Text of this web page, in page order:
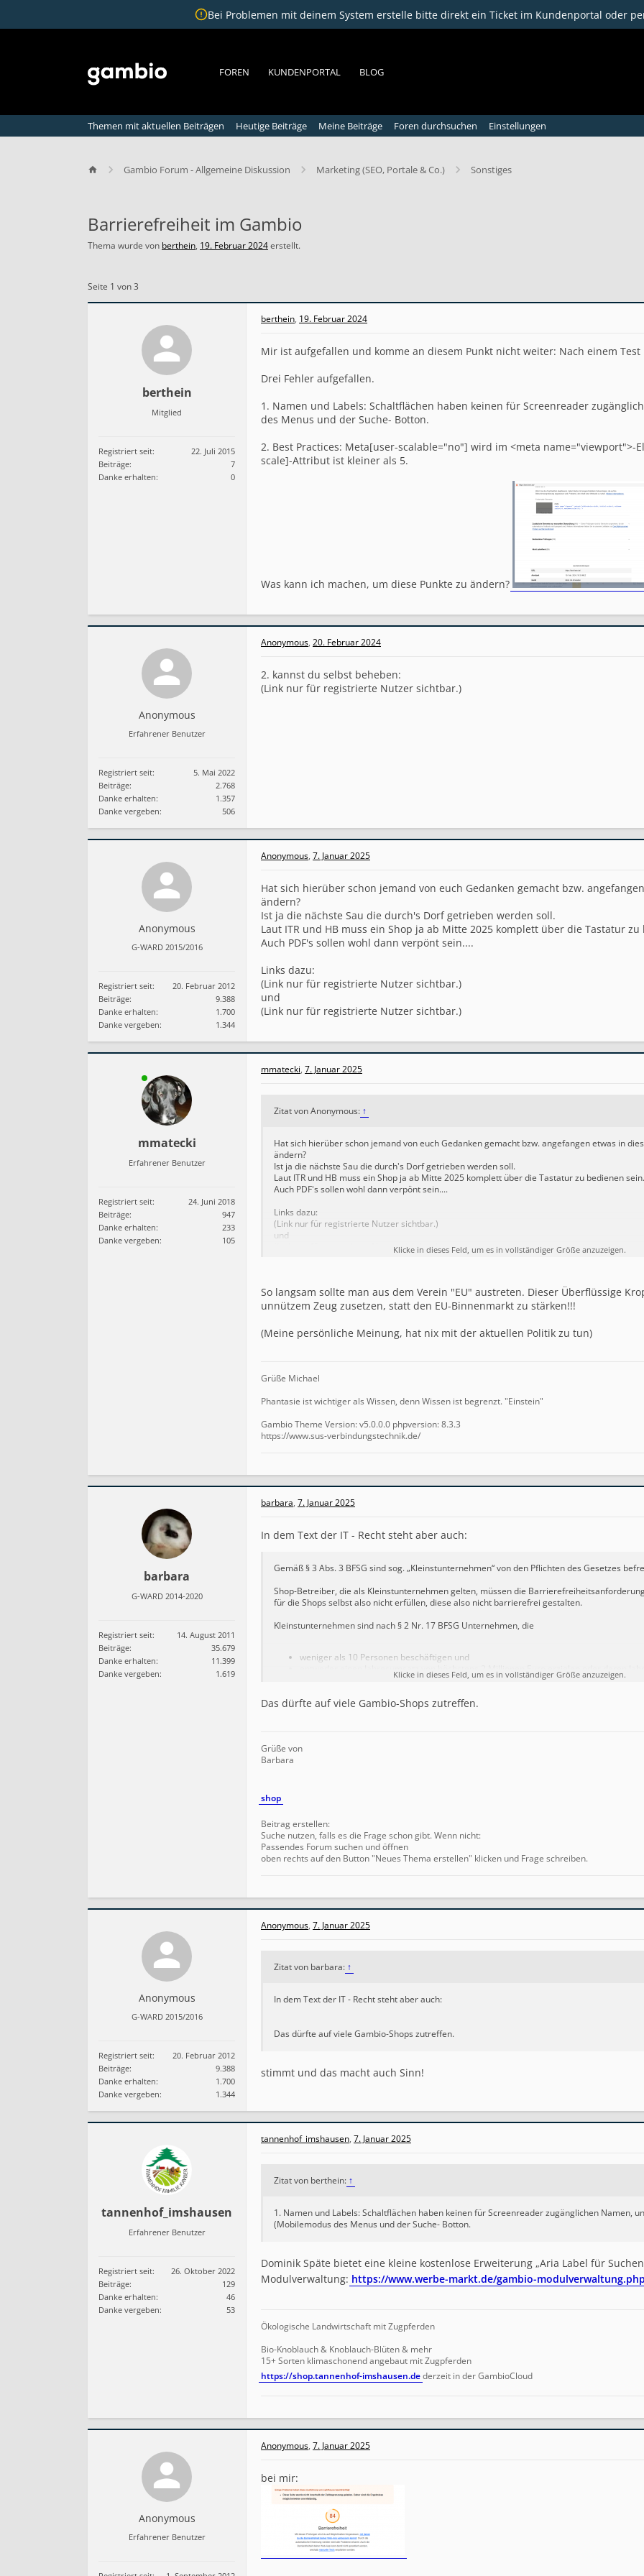
Bei Problemen mit deinem System erstelle bitte direkt ein Ticket im Kundenportal oder
FOREN
Themen mit aktuellen Beiträgen Heutige Beiträge Meine Beiträge Foren durchsuchen Einstellungen
KUNDENPORTAL BLOG
Gambio Forum - Allgemeine Diskussion Marketing (SEO, Portale & Co.) Sonstiges
Barrierefreiheit im Gambio
Thema wurde von berthein, 19. Februar 2024erstellt.
a
r
r
Seite 1 von 3
berthein
Mitglied
Registriert seit:
22. Juli 2015
Beiträge:
7
Danke erhalten:
0
berthein, 19. Februar 2024
Mir ist aufgefallen und komme an diesem Punkt nicht weiter: Nach einem
Drei Fehler aufgefallen.
1. Namen und Labels: Schaltflächen haben keinen für Screenreader
des Menus und der Suche- Botton.
2. Best Practices: Meta[user-scalable="no"] wird im <meta name="viewport">-
scale]-Attribut ist kleiner als 5.
Was kann ich machen, um diese Punkte zu ändern?
Anonymous
Erfahrener Benutzer
Registriert seit:
5. Mai 2022
Beiträge:
2.768
Danke erhalten:
1.357
Danke vergeben:
506
Anonymous, 20. Februar 2024
2. kannst du selbst beheben:
(Link nur für registrierte Nutzer sichtbar.)
Anonymous
G-WARD 2015/2016
Registriert seit:
20. Februar 2012
Beiträge:
9.388
Danke erhalten:
1.700
Danke vergeben:
1.344
Anonymous, 7. Januar 2025
Hat sich hierüber schon jemand von euch Gedanken gemacht bzw.
ändern?
Ist ja die nächste Sau die durch's Dorf getrieben werden soll.
Laut ITR und HB muss ein Shop ja ab Mitte 2025 komplett über die Tastatur
Auch PDF's sollen wohl dann verpönt sein....
Links dazu:
(Link nur für registrierte Nutzer sichtbar.)
und
(Link nur für registrierte Nutzer sichtbar.)
mmatecki
Erfahrener Benutzer
Registriert seit:
24. Juni 2018
Beiträge:
947
Danke erhalten:
233
Danke vergeben:
105
mmatecki, 7. Januar 2025
Zitat von Anonymous: ↑
Hat sich hierüber schon jemand von euch Gedanken gemacht bzw. angefangen etwas in
ändern?
Ist ja die nächste Sau die durch's Dorf getrieben werden soll.
Laut ITR und HB muss ein Shop ja ab Mitte 2025 komplett über die Tastatur zu bedienen sein.
Auch PDF's sollen wohl dann verpönt sein....
Links dazu:
(Link nur für registrierte Nutzer sichtbar.)
und
(Link nur für registrierte Nutzer sichtbar.)Klicke in dieses Feld, um es in vollständiger Größe anzuzeigen.
So langsam sollte man aus dem Verein "EU" austreten. Dieser Überflüssige
unnützem Zeug zusetzen, statt den EU-Binnenmarkt zu stärken!!!
(Meine persönliche Meinung, hat nix mit der aktuellen Politik zu tun)
Grüße Michael
Phantasie ist wichtiger als Wissen, denn Wissen ist begrenzt. "Einstein"
Gambio Theme Version: v5.0.0.0 phpversion: 8.3.3
https://www.sus-verbindungstechnik.de/
barbara
G-WARD 2014-2020
Registriert seit:
14. August 2011
Beiträge:
35.679
Danke erhalten:
11.399
Danke vergeben:
1.619
barbara, 7. Januar 2025
In dem Text der IT - Recht steht aber auch:
Gemäß § 3 Abs. 3 BFSG sind sog. „Kleinstunternehmen“ von den Pflichten des Gesetzes
Shop-Betreiber, die als Kleinstunternehmen gelten, müssen die
für die Shops selbst also nicht erfüllen, diese also nicht barrierefrei gestalten.
Kleinstunternehmen sind nach § 2 Nr. 17 BFSG Unternehmen, die
weniger als 10 Personen beschäftigen und
höchstens 2 Millionen Euro beläuft.
Insbesondere viele Kleinunternehmer dürften damit von der Umsetzung der
eigenen Shop-Präsenzen grundsätzlich befreit sein.
Klicke in dieses Feld, um es in vollständiger Größe anzuzeigen.
Das dürfte auf viele Gambio-Shops zutreffen.
Grüße von
Barbara
shop
Beitrag erstellen:
Suche nutzen, falls es die Frage schon gibt. Wenn nicht:
Passendes Forum suchen und öffnen
oben rechts auf den Button "Neues Thema erstellen" klicken und Frage schreiben.
Anonymous
G-WARD 2015/2016
Registriert seit:
20. Februar 2012
Beiträge:
9.388
Danke erhalten:
1.700
Danke vergeben:
1.344
Anonymous, 7. Januar 2025
Zitat von barbara: ↑
In dem Text der IT - Recht steht aber auch:
Das dürfte auf viele Gambio-Shops zutreffen.
stimmt und das macht auch Sinn!
tannenhof_imshausen
Erfahrener Benutzer
Registriert seit:
26. Oktober 2022
Beiträge:
129
Danke erhalten:
46
Danke vergeben:
53
tannenhof_imshausen, 7. Januar 2025
Zitat von berthein: ↑
1. Namen und Labels: Schaltflächen haben keinen für Screenreader zugänglichen Namen,
(Mobilemodus des Menus und der Suche- Botton.
Dominik Späte bietet eine kleine kostenlose Erweiterung „Aria Label für
Modulverwaltung: https://www.werbe-markt.de/gambio-modulverwaltung.php
Ökologische Landwirtschaft mit Zugpferden
Bio-Knoblauch & Knoblauch-Blüten & mehr
15+ Sorten klimaschonend angebaut mit Zugpferden
https://shop.tannenhof-imshausen.dederzeit in der GambioCloud
Anonymous
Erfahrener Benutzer
Anonymous, 7. Januar 2025
bei mir: